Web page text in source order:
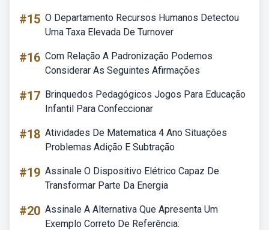
#15 O Departamento Recursos Humanos Detectou
Uma Taxa Elevada De Turnover
#16 Com Relação A Padronização Podemos
Considerar As Seguintes Afirmações
#17 Brinquedos Pedagógicos Jogos Para Educação
Infantil Para Confeccionar
#18 Atividades De Matematica 4 Ano Situações
Problemas Adição E Subtração
#19 Assinale O Dispositivo Elétrico Capaz De
Transformar Parte Da Energia
#20 Assinale A Alternativa Que Apresenta Um
Exemplo Correto De Referência: